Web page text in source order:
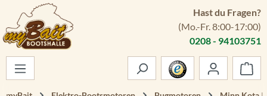
Zum Hauptinhalt springen
Hast du Fragen?
(Mo.-Fr. 8:00-17:00)
0208 - 94103751